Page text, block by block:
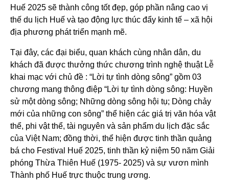
Huế 2025 sẽ thành công tốt đẹp, góp phần nâng cao vị
thế du lịch Huế và tạo động lực thúc đẩy kinh tế – xã hội
địa phương phát triển mạnh mẽ.
Tại đây, các đại biểu, quan khách cùng nhân dân, du
khách đã được thưởng thức chương trình nghệ thuật Lễ
khai mạc với chủ đề : “Lời tự tình dòng sông” gồm 03
chương mang thông điệp “Lời tự tình dòng sông: Huyền
sử một dòng sông; Những dòng sông hội tụ; Dòng chảy
mới của những con sông” thể hiện các giá trị văn hóa vật
thể, phi vật thể, tài nguyên và sản phẩm du lịch đặc sắc
của Việt Nam; đồng thời, thể hiện được tinh thần quảng
bá cho Festival Huế 2025, tinh thần kỷ niệm 50 năm Giải
phóng Thừa Thiên Huế (1975- 2025) và sự vươn mình
Thành phố Huế trực thuộc trung ương.